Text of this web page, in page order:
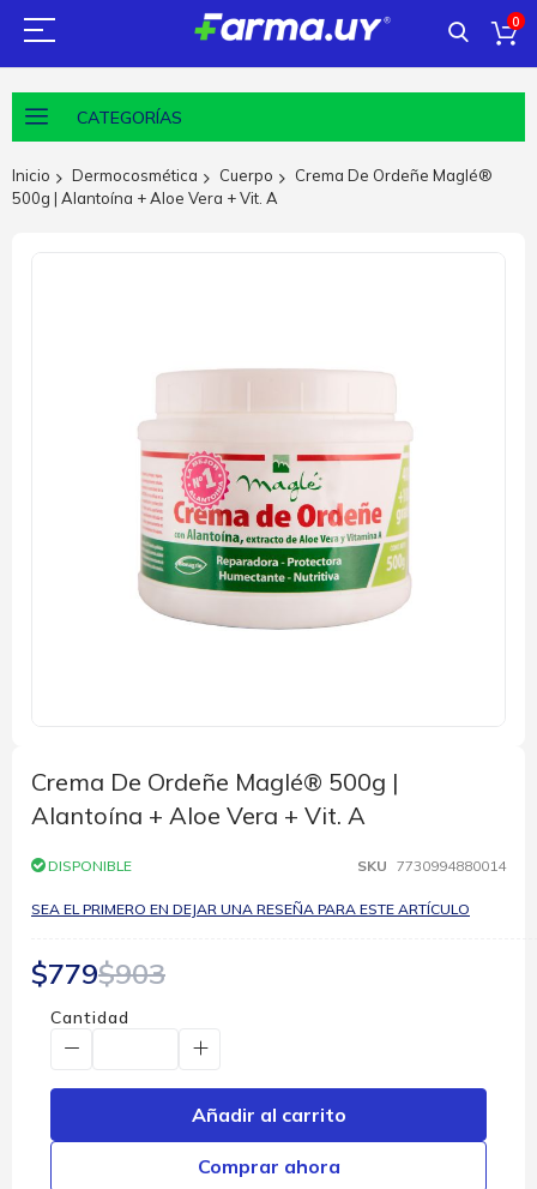
0
CATEGORÍAS
Inicio Dermocosmética Cuerpo
Crema De Ordeñe Maglé®
500g | Alantoína + Aloe Vera + Vit. A
comienzo
de
la
de
imágenes
Crema De Ordeñe Maglé® 500g |
Alantoína + Aloe Vera + Vit. A
DISPONIBLE SKU 7730994880014
SEA EL PRIMERO EN DEJAR UNA RESEÑA PARA ESTE ARTÍCULO
$779$903
Cantidad
Añadir al carrito
Comprar ahora